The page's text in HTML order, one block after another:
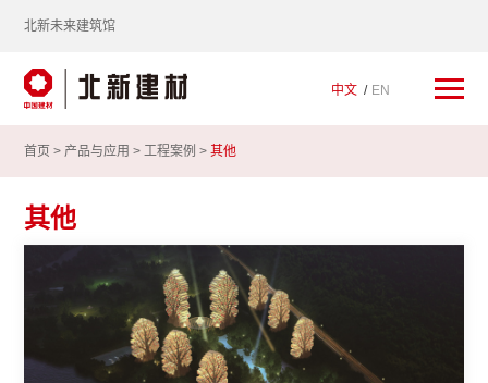
北新未来建筑馆
中文 EN
首页 > 产品与应用 > 工程案例 > 其他
其他